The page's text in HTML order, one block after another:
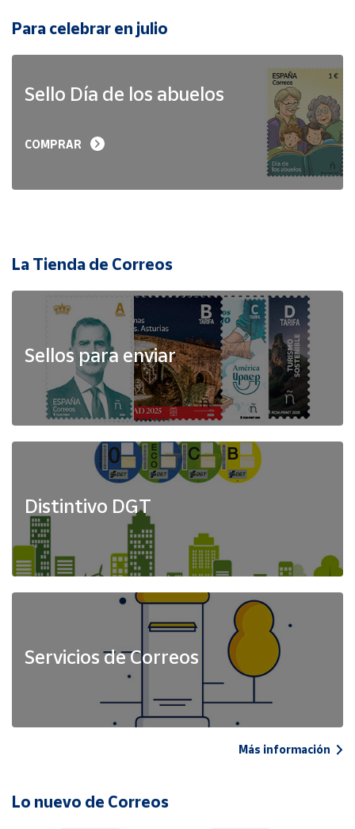
Para celebrar en julio
Sello Día de los abuelos
COMPRAR
La Tienda de Correos
Sellos para enviar
Distintivo DGT
Servicios de Correos
Más información
Lo nuevo de Correos